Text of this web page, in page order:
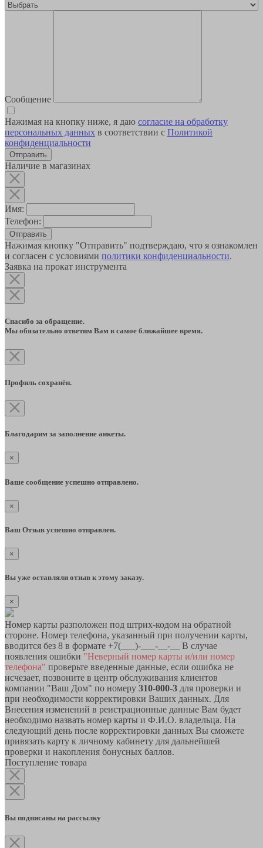
Сообщение
Нажимая на кнопку ниже, я даю согласие на обработку
персональных данных в соответствии с Политикой
конфиденциальности
Наличие в магазинах
Имя:
Телефон:
Отправить
Нажимая кнопку "Отправить" подтверждаю, что я ознакомлен
и согласен с условиями политики конфиденциальности.
Заявка на прокат инструмента
Спасибо за обращение.
Мы обязательно ответим Вам в самое ближайшее время.
Профиль сохранён.
Благодарим за заполнение анкеты.
×
Ваше сообщение успешно отправлено.
×
Ваш Отзыв успешно отправлен.
×
Вы уже оставляли отзыв к этому заказу.
×
Номер карты разположен под штрих-кодом на обратной
стороне. Номер телефона, указанный при получении карты,
вводится без 8 в формате +7(___)-___-__-__ В случае
появления ошибки "Неверный номер карты и/или номер
телефона" проверьте введенные данные, если ошибка не
исчезает, позвоните в центр обслуживания клиентов
компании "Ваш Дом" по номеру 310-000-3 для проверки и
при необходимости корректировки Ваших данных. Для
Внесения изменений в реистрационные данные Вам будет
необходимо назвать номер карты и Ф.И.О. владельца. На
следующий день после корректировки данных Вы сможете
привязать карту к личному кабинету для дальнейшей
проверки и накопления бонусных баллов.
Поступление товара
Вы подписаны на рассылку